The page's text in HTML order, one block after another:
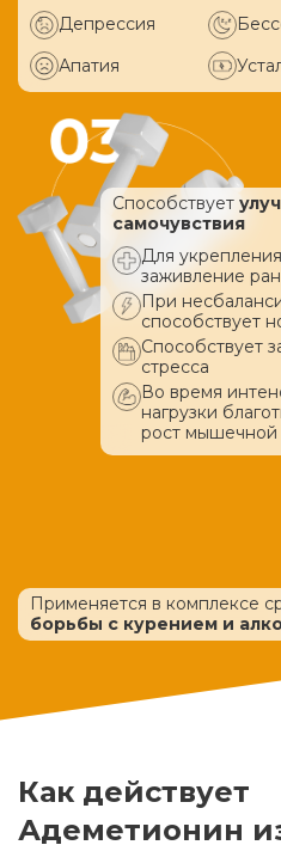
Депрессия
Апатия
Способствует
самочувствия
Для
заживление
При
способствует
Способствует
стресса
Во время
нагрузки
рост мышечной
Применяется в комплексе
борьбы с курением и
Как действует
Адеметионин